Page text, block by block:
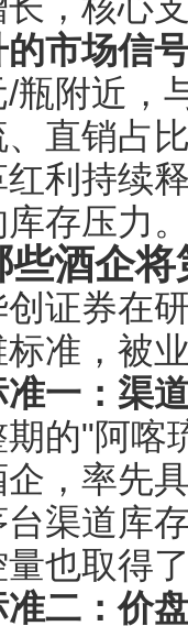
的市场信
/瓶附近，
、直销占
红利持续
库存压力
些酒企
创证券在
标准，被
准一：渠
期的"阿喀
企，率先
台渠道库
量也取得
准二：价